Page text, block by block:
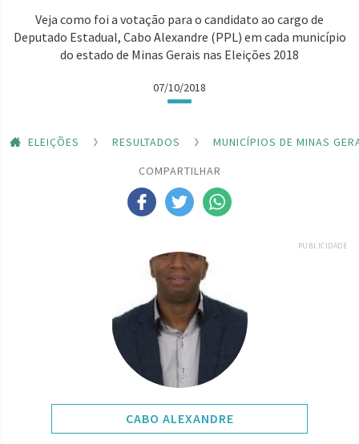
Veja como foi a votação para o candidato ao cargo de
Deputado Estadual, Cabo Alexandre (PPL) em cada município
do estado de Minas Gerais nas Eleições 2018
07/10/2018
ELEIÇÕES RESULTADOS
MUNICÍPIOS DE MINAS
COMPARTILHAR
PUBLICIDADE
CABO ALEXANDRE